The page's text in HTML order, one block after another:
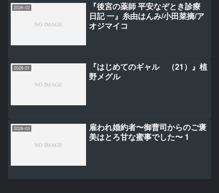
2026-02
『後宮の薬師 平安なぞとき診療
日記 一』糸由はんみ/小田菜摘/ア
オジマイコ
2026-01
『はじめてのギャル （21）』植
野メグル
2026-03
雇われ婚約者〜御曹司からのご褒
美はとろ甘な蜜事でした〜 1